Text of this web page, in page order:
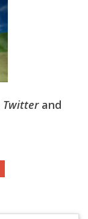
Twitterand